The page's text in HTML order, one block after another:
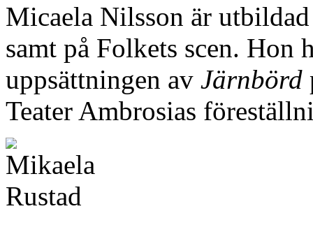
Micaela Nilsson är
samt på Folkets scen. Hon
uppsättningen av Järnbörd
Teater Ambrosias